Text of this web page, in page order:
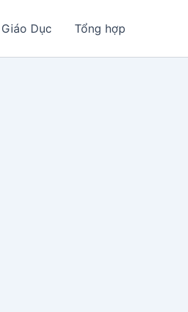
Giáo Dục Tổng hợp